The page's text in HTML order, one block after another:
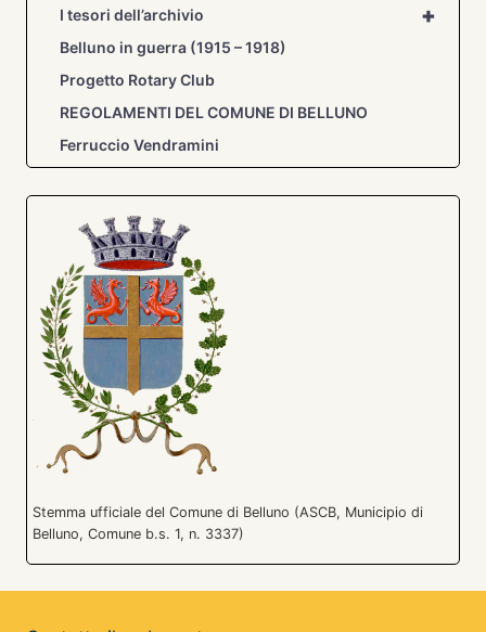
+
I tesori dell’archivio
Belluno in guerra (1915 – 1918)
Progetto Rotary Club
REGOLAMENTI DEL COMUNE DI BELLUNO
Ferruccio Vendramini
Stemma ufficiale del Comune di Belluno (ASCB, Municipio di
Belluno, Comune b.s. 1, n. 3337)